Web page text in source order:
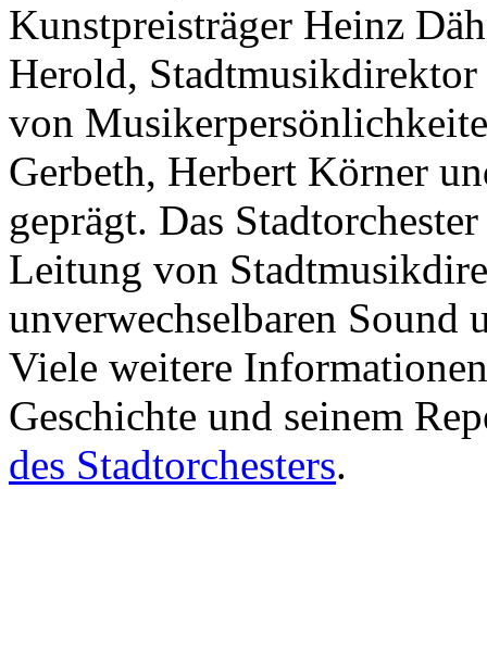
Kunstpreisträger Heinz
Herold, Stadtmusikdirektor
von
Gerbeth, Herbert Körner
geprägt. Das
Leitung von
unverwechselbaren
Viele weitere
Geschichte und seinem
des Stadtorchesters.